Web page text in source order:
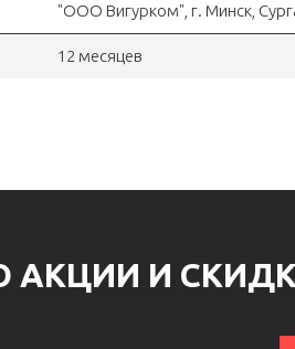
"OOO Вигурком", г. Минск,
12 месяцев
АКЦИИ И